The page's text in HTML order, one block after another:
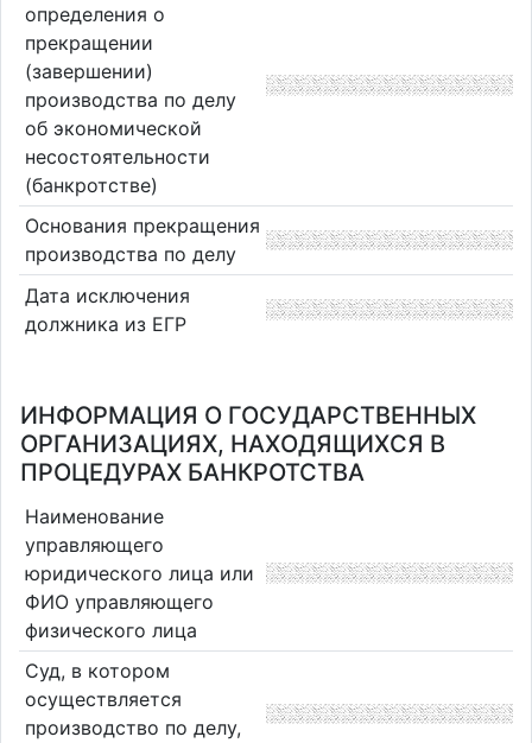
определения о
прекращении
(завершении)
производства по делу
об экономической
несостоятельности
(банкротстве)
Основания прекращения
производства по делу
Дата исключения
должника из ЕГР
ИНФОРМАЦИЯ О ГОСУДАРСТВЕННЫХ
ОРГАНИЗАЦИЯХ, НАХОДЯЩИХСЯ В
ПРОЦЕДУРАХ БАНКРОТСТВА
Наименование
управляющего
юридического лица или
ФИО управляющего
физического лица
Суд, в котором
осуществляется
производство по делу,